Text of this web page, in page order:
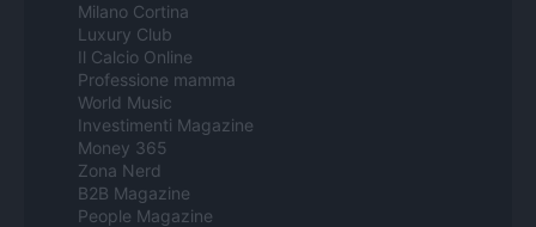
Milano Cortina
Luxury Club
Il Calcio Online
Professione mamma
World Music
Investimenti Magazine
Money 365
Zona Nerd
B2B Magazine
People Magazine